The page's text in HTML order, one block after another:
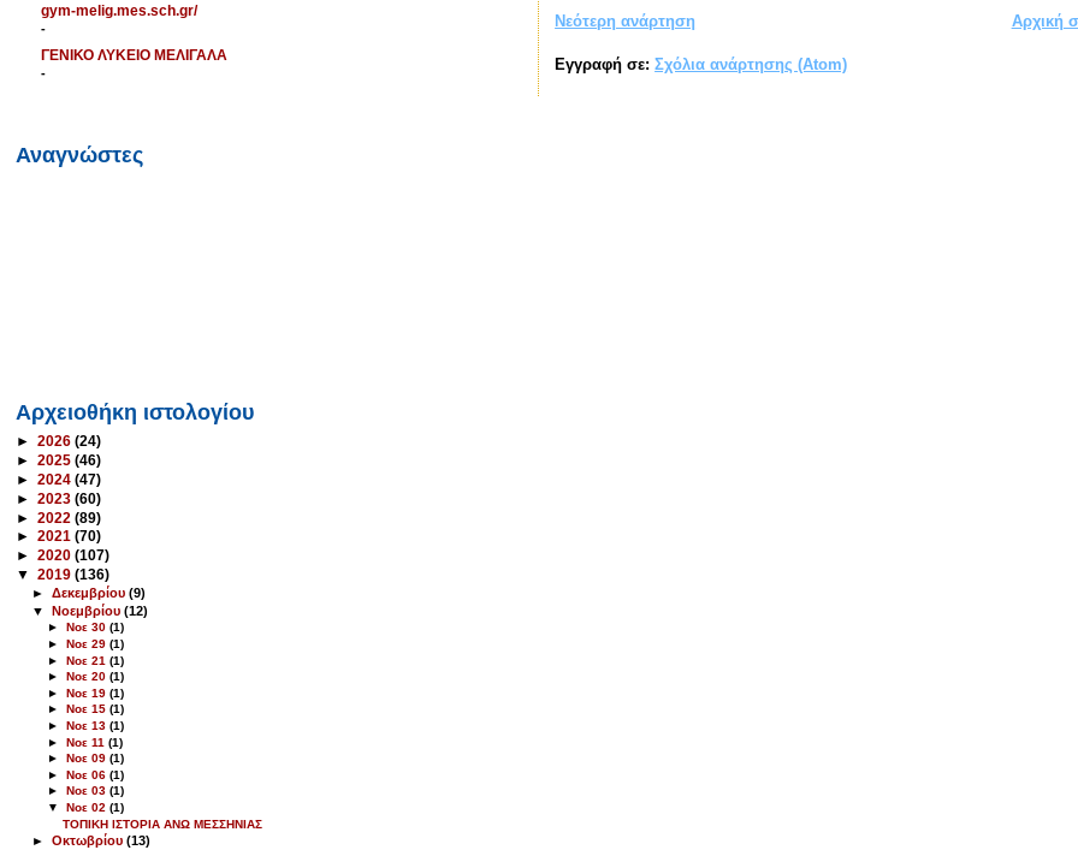
Νεότερη ανάρτηση Αρχική
Εγγραφή σε:Σχόλια ανάρτησης (Atom)
gym-melig.mes.sch.gr/
-
ΓΕΝΙΚΟ ΛΥΚΕΙΟ ΜΕΛΙΓΑΛΑ
-
Αναγνώστες
Αρχειοθήκη ιστολογίου
► 2026 (24)
► 2025 (46)
► 2024 (47)
► 2023 (60)
► 2022 (89)
► 2021 (70)
► 2020 (107)
▼ 2019 (136)
►Δεκεμβρίου(9)
▼Νοεμβρίου(12)
► Νοε 30 (1)
► Νοε 29 (1)
► Νοε 21 (1)
► Νοε 20 (1)
► Νοε 19 (1)
►
Νοε 15 (1)
► Νοε 13 (1)
► Νοε 11 (1)
► Νοε 09 (1)
► Νοε 06 (1)
►
Νοε 03 (1)
▼ Νοε 02 (1)
ΤΟΠΙΚΗ ΙΣΤΟΡΙΑ ΑΝΩ ΜΕΣΣΗΝΙΑΣ
►Οκτωβρίου(13)